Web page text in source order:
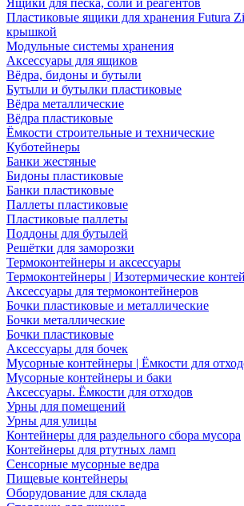
Ящики для песка, соли и реагентов
Пластиковые ящики для хранения Futura
крышкой
Модульные системы хранения
Аксессуары для ящиков
Вёдра, бидоны и бутыли
Бутыли и бутылки пластиковые
Вёдра металлические
Вёдра пластиковые
Ёмкости строительные и технические
Куботейнеры
Банки жестяные
Бидоны пластиковые
Банки пластиковые
Паллеты пластиковые
Пластиковые паллеты
Поддоны для бутылей
Решётки для заморозки
Термоконтейнеры и аксессуары
Термоконтейнеры | Изотермические
Аксессуары для термоконтейнеров
Бочки пластиковые и металлические
Бочки металлические
Бочки пластиковые
Аксессуары для бочек
Мусорные контейнеры | Ёмкости для
Мусорные контейнеры и баки
Аксессуары. Ёмкости для отходов
Урны для помещений
Урны для улицы
Контейнеры для раздельного сбора мусора
Контейнеры для ртутных ламп
Сенсорные мусорные ведра
Пищевые контейнеры
Оборудование для склада